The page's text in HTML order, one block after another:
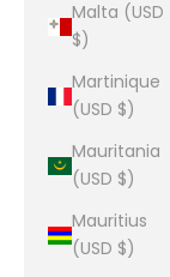
Malta (USD
$)
Martinique
(USD $)
Mauritania
(USD $)
Mauritius
(USD $)